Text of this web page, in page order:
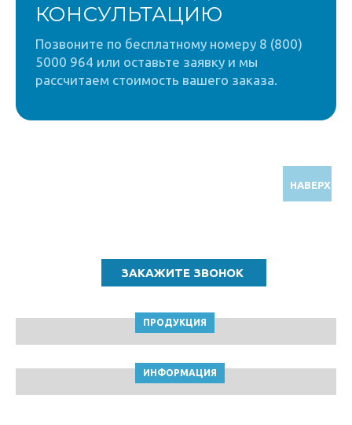
КОНСУЛЬТАЦИЮ
Позвоните по бесплатному номеру 8 (800)
5000 964 или оставьте заявку и мы
рассчитаем стоимость вашего заказа.
НАВЕРХ
ПРОДУКЦИЯ
ИНФОРМАЦИЯ